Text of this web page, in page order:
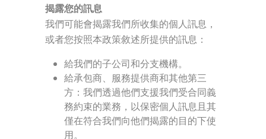
揭露您的訊息
我們可能會揭露我們所收集的個人訊息，
或者您按照本政策敘述所提供的訊息：
給我們的子公司和分支機構。
給承包商、服務提供商和其他第三
方：我們透過他們支援我們受合同義
務約束的業務，以保密個人訊息且其
僅在符合我們向他們揭露的目的下使
用。